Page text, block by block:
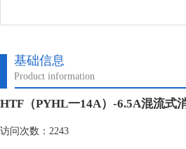
基础信息
Product information
HTF（PYHL一14A）-6.5A混流式
访问次数：2243